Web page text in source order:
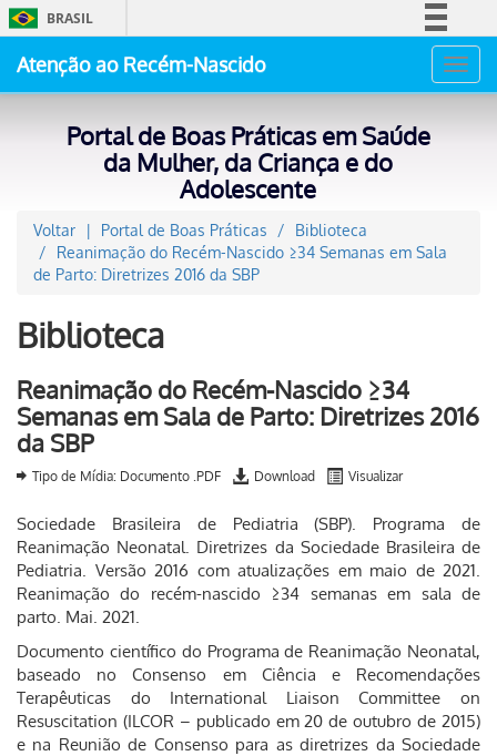
BRASIL
Acesso à informação
Atenção ao Recém-Nascido
Portal de Boas Práticas em Saúde
da Mulher, da Criança e do
Adolescente
Voltar Portal de Boas Práticas
Biblioteca
Reanimação do Recém-Nascido ≥34 Semanas em Sala
de Parto: Diretrizes 2016 da SBP
Biblioteca
Reanimação do Recém-Nascido ≥34
Semanas em Sala de Parto: Diretrizes 2016
da SBP
Tipo de Mídia: Documento .PDF Download Visualizar
Sociedade Brasileira de Pediatria (SBP). Programa de
Reanimação Neonatal. Diretrizes da Sociedade Brasileira de
Pediatria. Versão 2016 com atualizações em maio de 2021.
Reanimação do recém-nascido ≥34 semanas em sala de
parto. Mai. 2021.
Documento científico do Programa de Reanimação Neonatal,
baseado no Consenso em Ciência e Recomendações
Terapêuticas do International Liaison Committee on
Resuscitation (ILCOR – publicado em 20 de outubro de 2015)
e na Reunião de Consenso para as diretrizes da Sociedade